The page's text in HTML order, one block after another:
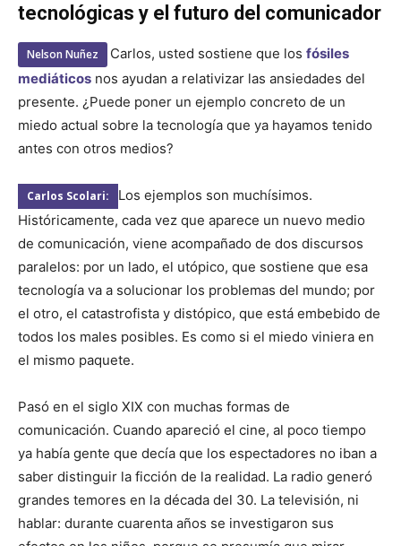
tecnológicas y el futuro del comunicador
Nelson Nuñez Carlos, usted sostiene que los fósiles
mediáticos nos ayudan a relativizar las ansiedades del
presente. ¿Puede poner un ejemplo concreto de un
miedo actual sobre la tecnología que ya hayamos tenido
antes con otros medios?
Carlos Scolari:
Los ejemplos son muchísimos.
Históricamente, cada vez que aparece un nuevo medio
de comunicación, viene acompañado de dos discursos
paralelos: por un lado, el utópico, que sostiene que esa
tecnología va a solucionar los problemas del mundo; por
el otro, el catastrofista y distópico, que está embebido de
todos los males posibles. Es como si el miedo viniera en
el mismo paquete.
Pasó en el siglo XIX con muchas formas de
comunicación. Cuando apareció el cine, al poco tiempo
ya había gente que decía que los espectadores no iban a
saber distinguir la ficción de la realidad. La radio generó
grandes temores en la década del 30. La televisión, ni
hablar: durante cuarenta años se investigaron sus